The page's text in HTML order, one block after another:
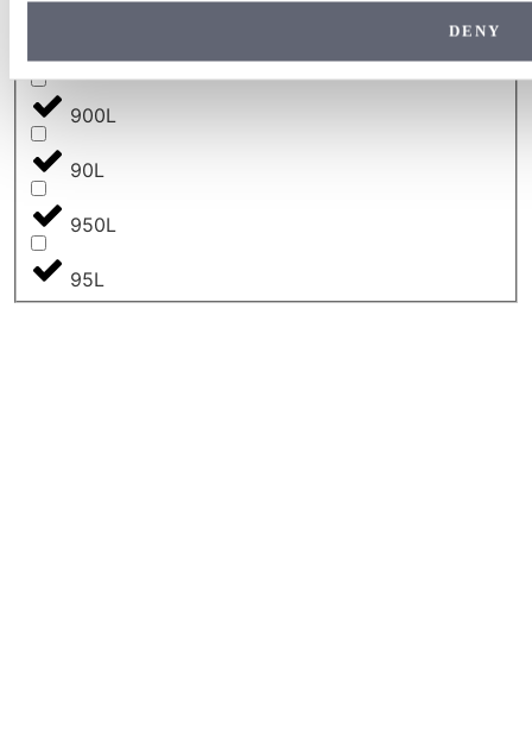
DENY
810L
850L
900L
90L
950L
95L